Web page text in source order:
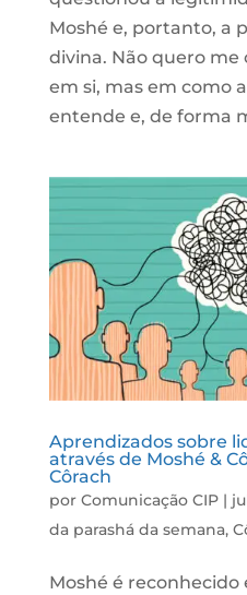
Moshé e, portanto, a
divina. Não quero
em si, mas em como
entende e, de forma
Aprendizados sobre
através de Moshé &
Côrach
por Comunicação CIP|
da parashá da semana,
Moshé é reconhecido